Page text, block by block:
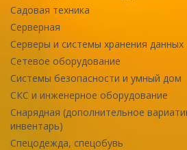
Садовая техника
Серверная
Серверы и системы хранения данных
Сетевое оборудование
Системы безопасности и умный дом
СКС и инженерное оборудование
Снарядная (дополнительное
инвентарь)
Спецодежда, спецобувь